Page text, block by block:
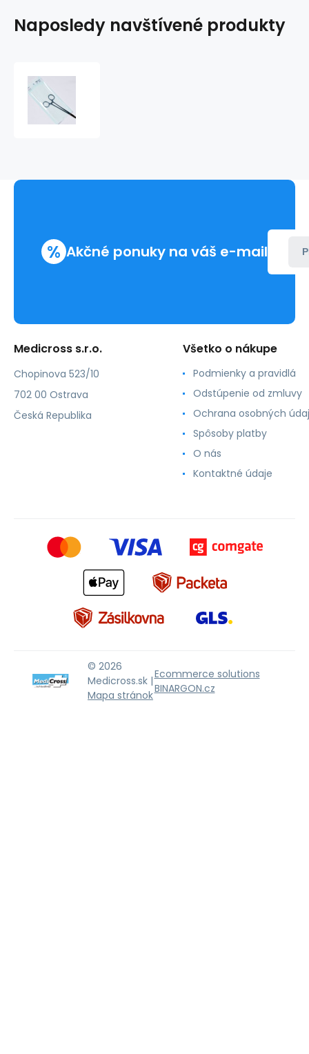
Naposledy navštívené produkty
P,
% Akčné ponuky na váš e-mail
Medicross s.r.o.
Chopinova 523/10
702 00 Ostrava
Česká Republika
Všetko o nákupe
Podmienky a pravidlá
Odstúpenie od zmluvy
Ochrana osobných
Spôsoby platby
O nás
Kontaktné údaje
© 2026
Medicross.sk |
Mapa stránok
Ecommerce solutions
BINARGON.cz